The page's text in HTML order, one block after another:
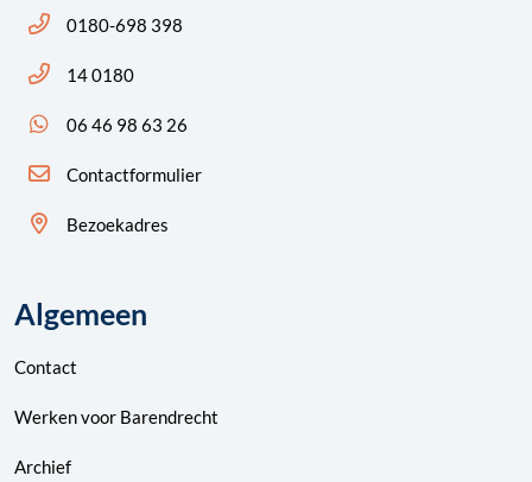
Bel ons: 14 0180
0180-698 398
Bel ons: 14 0180
14 0180
App ons: 06 46 98 63 26 (WhatsApp)
06 46 98 63 26
Contactformulier
Bezoekadres
Algemeen
Contact
Werken voor Barendrecht
Archief